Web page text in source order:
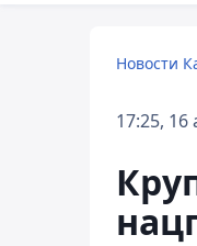
Новости
17:25, 16